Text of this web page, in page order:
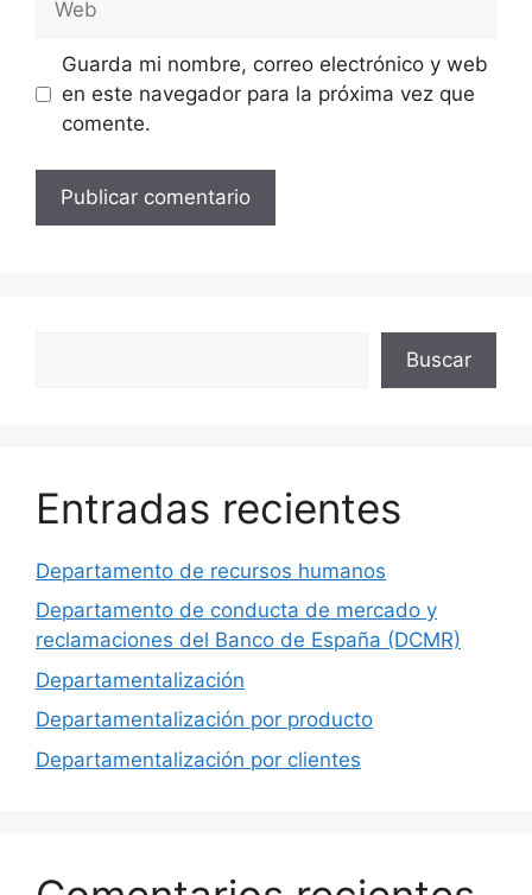
Guarda mi nombre, correo electrónico y web
en este navegador para la próxima vez que
comente.
Buscar
Entradas recientes
Departamento de recursos humanos
Departamento de conducta de mercado y
reclamaciones del Banco de España (DCMR)
Departamentalización
Departamentalización por producto
Departamentalización por clientes